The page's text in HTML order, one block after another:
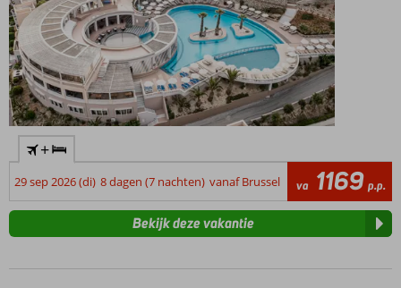
Gloednieuw
hotel!
+
29 sep 2026 (di) 8 dagen (7 nachten) vanaf Brussel va 1169 p.p.
Bekijk deze vakantie